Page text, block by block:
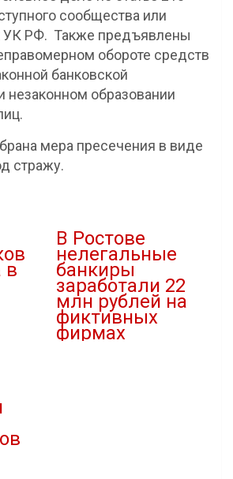
сообщества или
УК РФ. Также предъявлены
обороте средств
банковской
незаконном образовании
мера пресечения в виде
стражу.
в
В Ростове
нелегальные
банкиры
заработали 22
млн рублей на
фиктивных
фирмах